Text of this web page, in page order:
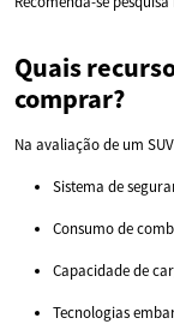
Quais
comprar?
Na avaliação de um
Sistema de
Consumo de
Capacidade de
Tecnologias